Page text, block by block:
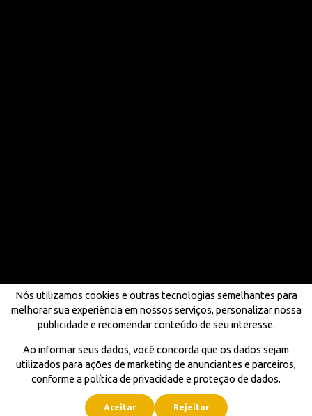
Nós utilizamos cookies e outras tecnologias semelhantes para
melhorar sua experiência em nossos serviços, personalizar nossa
publicidade e recomendar conteúdo de seu interesse.
Ao informar seus dados, você concorda que os dados sejam
utilizados para ações de marketing de anunciantes e parceiros,
conforme a política de privacidade e proteção de dados.
Aceitar Rejeitar